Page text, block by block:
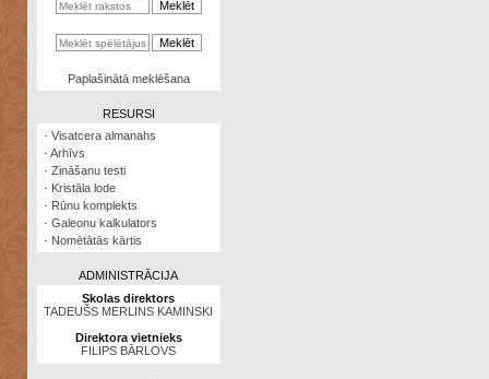
kalkulators
NomētātāsPaplašinātā meklēšana
RESURSI
· Visatcera almanahs
· Arhīvs
· Zināšanu testi
· Kristāla lode
· Rūnu komplekts
· Galeonu kalkulators
· Nomētātās kārtis
ADMINISTRĀCIJA
Skolas direktors
TADEUŠS MERLINS KAMINSKI
Direktora vietnieks
FILIPS BĀRLOVS